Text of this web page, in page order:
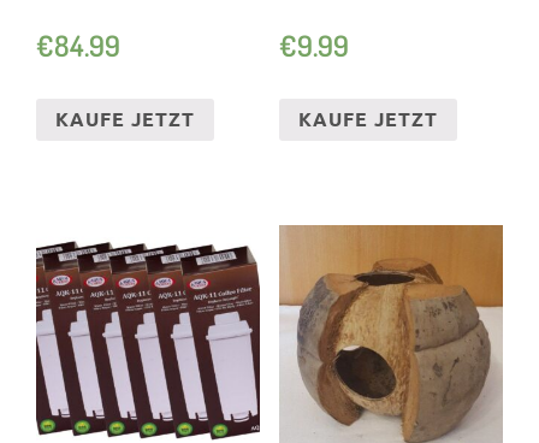
€84.99
KAUFE JETZT
€9.99
KAUFE JETZT